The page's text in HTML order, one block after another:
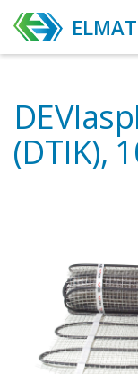
(DTIK),